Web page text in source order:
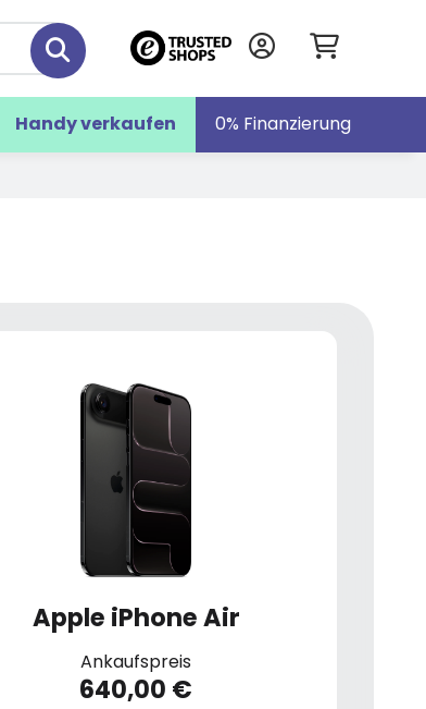
Handy verkaufen 0% Finanzierung
Galaxy S26 Galaxy Z Fold7
Apple iPhone Air
Ankaufspreis
640,00 €